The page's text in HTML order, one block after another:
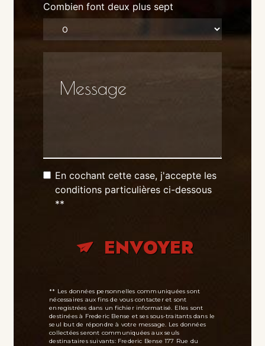
Combien font deux plus sept
En cochant cette case, j'accepte les
conditions particulières ci-dessous
**
ENVOYER
** Les données personnelles communiquées sont
nécessaires aux fins de vous contacter et sont
enregistrées dans un fichier informatisé. Elles sont
destinées à Frederic Bense et ses sous-traitants dans le
seul but de répondre à votre message. Les données
collectées seront communiquées aux seuls
destinataires suivants: Frederic Bense 177 Rue du